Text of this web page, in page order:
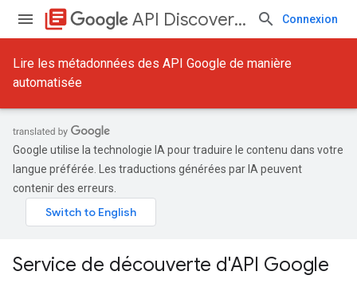
library_books API Discovery Service Connexion
Lire les métadonnées des API Google de manière
automatisée
Google utilise la technologie IA pour traduire le contenu dans votre
langue préférée. Les traductions générées par IA peuvent
contenir des erreurs.
Service de découverte d'API Google